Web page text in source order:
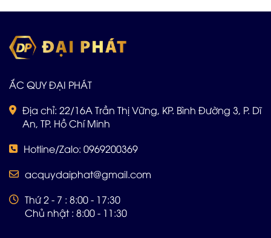
ẮC QUY ĐẠI PHÁT
Địa chỉ: 22/16A Trần Thị Vững, KP. Bình Đường 3, P. Dĩ
An, TP. Hồ Chí Minh
Hotline/Zalo: 0969200369
acquydaiphat@gmail.com
Thứ 2 - 7 : 8:00 - 17:30
Chủ nhật : 8:00 - 11:30